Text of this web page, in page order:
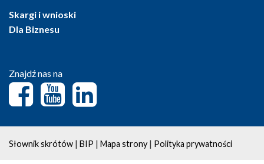
Skargi i wnioski
Dla Biznesu
Znajdź nas na
Słownik skrótów | BIP | Mapa strony | Polityka prywatności